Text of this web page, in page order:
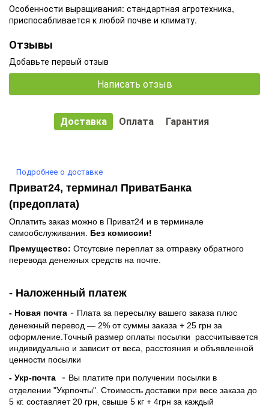
Особенности выращивания: стандартная агротехника,
приспосабливается к любой почве и климату.
Отзывы
Добавьте первый отзыв
Написать отзыв
Доставка Оплата Гарантия
Подробнее о доставке
Приват24, терминал ПриватБанка
(предоплата)
Оплатить заказ можно в Приват24 и в терминале
самообслуживания. Без комиссии!
Премущество: Отсутсвие переплат за отправку обратного
перевода денежных средств на почте.
- Наложенный платеж
- Новая почта - Плата за пересылку вашего заказа плюс
денежный перевод — 2% от суммы заказа + 25 грн за
оформление.Точный размер оплаты посылки рассчитывается
индивидуально и зависит от веса, расстояния и объявленной
ценности посылки
- Укр-почта
- Вы платите при получении посылки в
отделении "Укрпочты". Стоимость доставки при весе заказа до
5 кг. составляет 20 грн, свыше 5 кг + 4грн за каждый